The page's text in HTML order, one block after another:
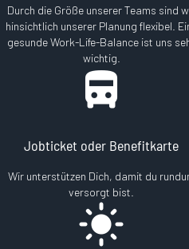
Durch die Größe unserer Teams sind
hinsichtlich unserer Planung flexibel.
gesunde Work-Life-Balance ist uns
wichtig.
Jobticket oder Benefitkarte
Wir unterstützen Dich, damit du
versorgt bist.